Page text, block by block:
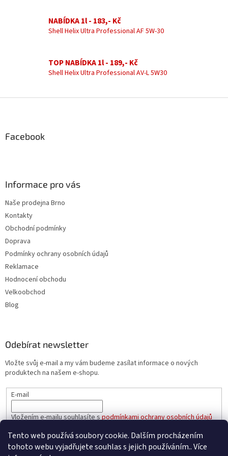
Tento web používá soubory cookie. Dalším procházením
tohoto webu vyjadřujete souhlas s jejich používáním.. Více
v
k
p
i
u
NABÍDKA 1l - 183,- Kč
Shell Helix Ultra Professional AF 5W-30
TOP NABÍDKA 1l - 189,- Kč
Shell Helix Ultra Professional AV-L 5W30
Facebook
Informace pro vás
Naše prodejna Brno
Kontakty
Obchodní podmínky
Doprava
Podmínky ochrany osobních údajů
Reklamace
Hodnocení obchodu
Velkoobchod
Blog
Odebírat newsletter
Vložte svůj e-mail a my vám budeme zasílat informace o nových
produktech na našem e-shopu.
E-mail
Vložením e-mailu souhlasíte spodmínkami ochrany osobních údajů
PŘIHLÁSIT SE